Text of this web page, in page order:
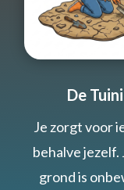
De
Je zorgt voor
behalve jezelf.
grond is